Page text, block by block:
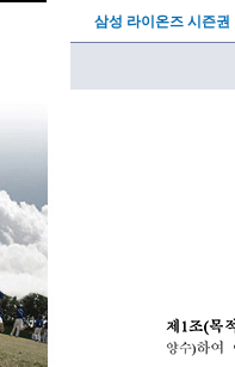
삼성 라이온즈 시즌권